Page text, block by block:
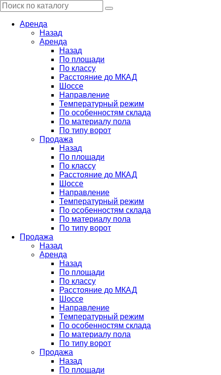
Аренда
Назад
Аренда
Назад
По площади
По классу
Расстояние до МКАД
Шоссе
Направление
Температурный режим
По особенностям склада
По материалу пола
По типу ворот
Продажа
Назад
По площади
По классу
Расстояние до МКАД
Шоссе
Направление
Температурный режим
По особенностям склада
По материалу пола
По типу ворот
Продажа
Назад
Аренда
Назад
По площади
По классу
Расстояние до МКАД
Шоссе
Направление
Температурный режим
По особенностям склада
По материалу пола
По типу ворот
Продажа
Назад
По площади